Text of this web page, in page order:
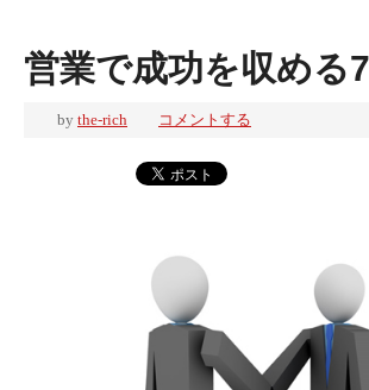
営業で成功を収める
by the-rich コメントする